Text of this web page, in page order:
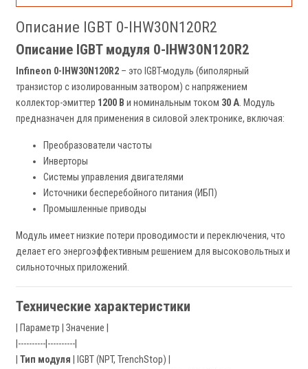
Описание IGBT 0-IHW30N120R2
Описание IGBT модуля 0-IHW30N120R2
Infineon 0-IHW30N120R2 – это IGBT-модуль (биполярный
транзистор с изолированным затвором) с напряжением
коллектор-эмиттер 1200 В и номинальным током 30 А. Модуль
предназначен для применения в силовой электронике, включая:
Преобразователи частоты
Инверторы
Системы управления двигателями
Источники бесперебойного питания (ИБП)
Промышленные приводы
Модуль имеет низкие потери проводимости и переключения, что
делает его энергоэффективным решением для высоковольтных и
сильноточных приложений.
Технические характеристики
| Параметр | Значение |
|----------|----------|
Тип модуля | IGBT (NPT, TrenchStop) |